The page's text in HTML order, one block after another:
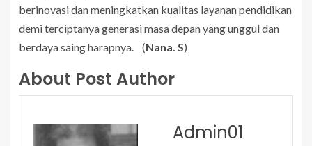
berinovasi dan meningkatkan kualitas layanan pendidikan
demi terciptanya generasi masa depan yang unggul dan
berdaya saing harapnya. (Nana. S)
About Post Author
Admin01